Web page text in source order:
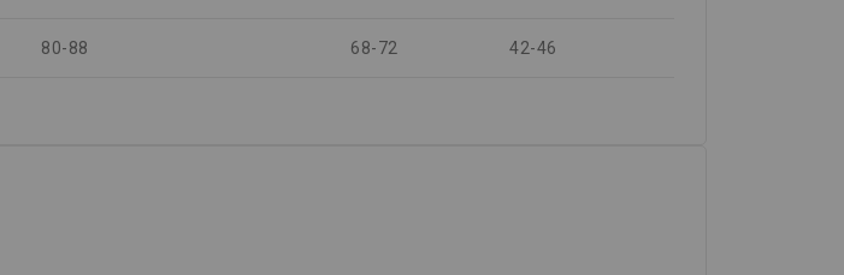
80-88 68-72 42-46